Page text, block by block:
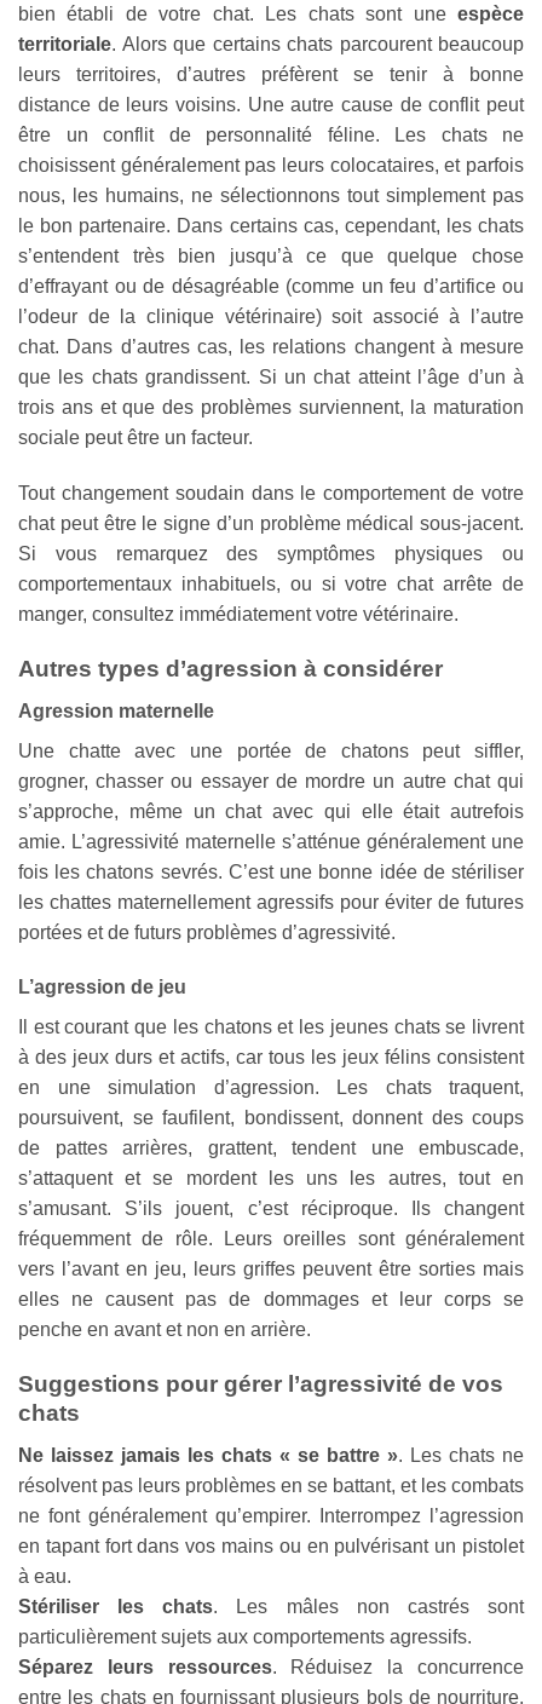
bien établi de votre chat. Les chats sont une espèce
territoriale. Alors que certains chats parcourent beaucoup
leurs territoires, d’autres préfèrent se tenir à bonne
distance de leurs voisins. Une autre cause de conflit peut
être un conflit de personnalité féline. Les chats ne
choisissent généralement pas leurs colocataires, et parfois
nous, les humains, ne sélectionnons tout simplement pas
le bon partenaire. Dans certains cas, cependant, les chats
s’entendent très bien jusqu’à ce que quelque chose
d’effrayant ou de désagréable (comme un feu d’artifice ou
l’odeur de la clinique vétérinaire) soit associé à l’autre
chat. Dans d’autres cas, les relations changent à mesure
que les chats grandissent. Si un chat atteint l’âge d’un à
trois ans et que des problèmes surviennent, la maturation
sociale peut être un facteur.
Tout changement soudain dans le comportement de votre
chat peut être le signe d’un problème médical sous-jacent.
Si vous remarquez des symptômes physiques ou
comportementaux inhabituels, ou si votre chat arrête de
manger, consultez immédiatement votre vétérinaire.
Autres types d’agression à considérer
Agression maternelle
Une chatte avec une portée de chatons peut siffler,
grogner, chasser ou essayer de mordre un autre chat qui
s’approche, même un chat avec qui elle était autrefois
amie. L’agressivité maternelle s’atténue généralement une
fois les chatons sevrés. C’est une bonne idée de stériliser
les chattes maternellement agressifs pour éviter de futures
portées et de futurs problèmes d’agressivité.
L’agression de jeu
Il est courant que les chatons et les jeunes chats se livrent
à des jeux durs et actifs, car tous les jeux félins consistent
en une simulation d’agression. Les chats traquent,
poursuivent, se faufilent, bondissent, donnent des coups
de pattes arrières, grattent, tendent une embuscade,
s’attaquent et se mordent les uns les autres, tout en
s’amusant. S’ils jouent, c’est réciproque. Ils changent
fréquemment de rôle. Leurs oreilles sont généralement
vers l’avant en jeu, leurs griffes peuvent être sorties mais
elles ne causent pas de dommages et leur corps se
penche en avant et non en arrière.
Suggestions pour gérer l’agressivité de vos
chats
Ne laissez jamais les chats « se battre ». Les chats ne
résolvent pas leurs problèmes en se battant, et les combats
ne font généralement qu’empirer. Interrompez l’agression
en tapant fort dans vos mains ou en pulvérisant un pistolet
à eau.
Stériliser les chats. Les mâles non castrés sont
particulièrement sujets aux comportements agressifs.
Séparez leurs ressources. Réduisez la concurrence
entre les chats en fournissant plusieurs bols de nourriture,